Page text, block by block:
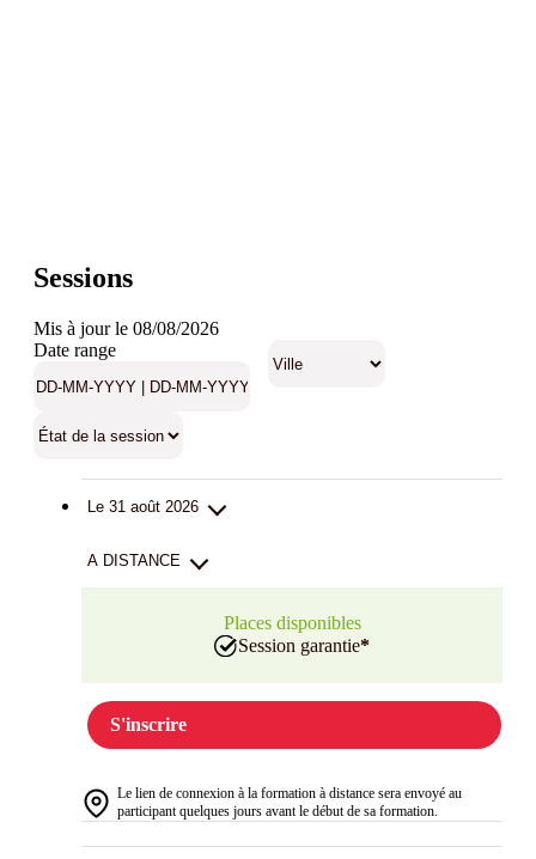
Sessions
Mis à jour le 08/08/2026
Date range
Le 31 août 2026
A DISTANCE
Places disponibles
Session garantie*
S'inscrire
Le lien de connexion à la formation à distance sera envoyé au
participant quelques jours avant le début de sa formation.